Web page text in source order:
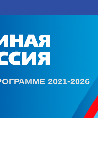
2021-2026